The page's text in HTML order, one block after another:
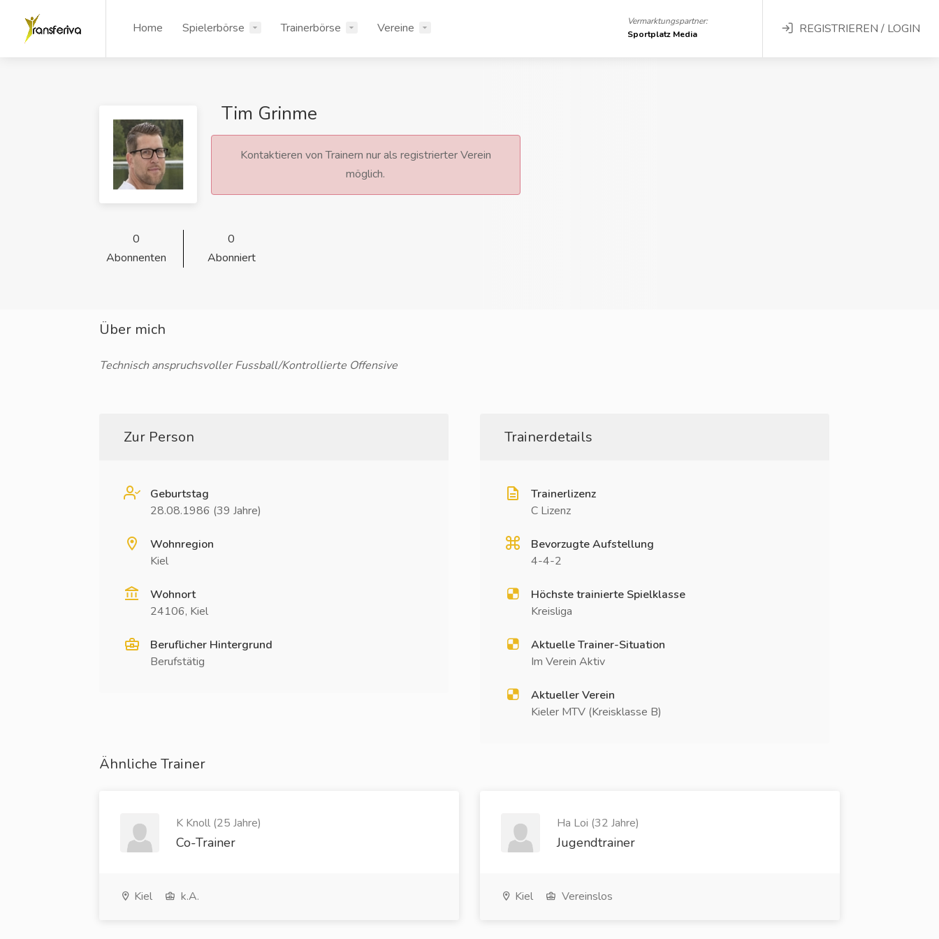
Home Spielerbörse Trainerbörse Vereine
Vermarktungspartner:
Sportplatz Media
REGISTRIEREN / LOGIN
Tim Grinme
Kontaktieren von Trainern nur als registrierter Verein
möglich.
0
Abonnenten
0
Abonniert
Über mich
Technisch anspruchsvoller Fussball/Kontrollierte Offensive
Zur Person
Geburtstag
28.08.1986 (39 Jahre)
Wohnregion
Kiel
Wohnort
24106, Kiel
Beruflicher Hintergrund
Berufstätig
Trainerdetails
Trainerlizenz
C Lizenz
Bevorzugte Aufstellung
4-4-2
Höchste trainierte Spielklasse
Kreisliga
Aktuelle Trainer-Situation
Im Verein Aktiv
Aktueller Verein
Kieler MTV (Kreisklasse B)
Ähnliche Trainer
K Knoll (25 Jahre)
Co-Trainer
Kiel k.A.
Ha Loi (32 Jahre)
Jugendtrainer
Kiel Vereinslos